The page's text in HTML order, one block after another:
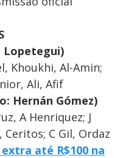
Lopetegui)
Khoukhi, Al-Amin;
Ali, Afif
Hernán Gómez)
A Henriquez; J
C Gil, Ordaz
até R$100 na